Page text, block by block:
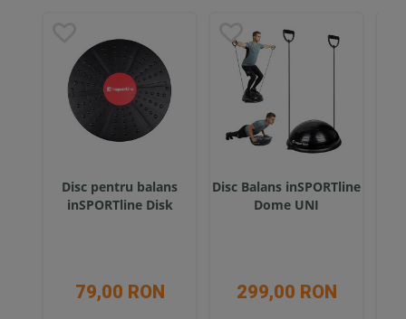
Disc pentru balans
inSPORTline Disk
79,00 RON
Disc Balans inSPORTline
Dome UNI
299,00 RON